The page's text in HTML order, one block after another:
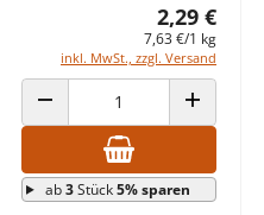
2,29 €
7,63 €/1 kg
inkl. MwSt., zzgl. Versand
ANZAHL VERRINGERN ANZAHL
ab3Stück5% sparen